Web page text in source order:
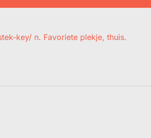
key/ n. Favoriete plekje, thuis.